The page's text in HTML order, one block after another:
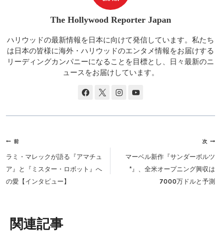
The Hollywood Reporter Japan
ハリウッドの最新情報を日本に向けて発信しています。私たち
は日本の皆様に海外・ハリウッドのエンタメ情報をお届けする
リーディングカンパニーになることを目標とし、日々最新のニ
ュースをお届けしています。
投
稿
ナ
ビ
シ
前
ラミ・マレックが語る『アマチュ
ア』と『ミスター・ロボット』へ
の愛【インタビュー】
次
マーベル新作『サンダーボルツ
*』、全米オープニング興収は
7000万ドルと予測
類似投稿